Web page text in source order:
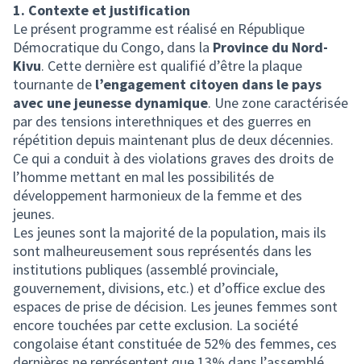
1. Contexte et justification
Le présent programme est réalisé en République
Démocratique du Congo, dans la Province du Nord-
Kivu. Cette dernière est qualifié d’être la plaque
tournante de l’engagement citoyen dans le pays
avec une jeunesse dynamique. Une zone caractérisée
par des tensions interethniques et des guerres en
répétition depuis maintenant plus de deux décennies.
Ce qui a conduit à des violations graves des droits de
l’homme mettant en mal les possibilités de
développement harmonieux de la femme et des
jeunes.
Les jeunes sont la majorité de la population, mais ils
sont malheureusement sous représentés dans les
institutions publiques (assemblé provinciale,
gouvernement, divisions, etc.) et d’office exclue des
espaces de prise de décision. Les jeunes femmes sont
encore touchées par cette exclusion. La société
congolaise étant constituée de 52% des femmes, ces